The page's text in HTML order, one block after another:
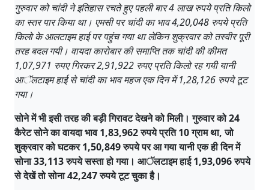
गुरुवार को चांदी ने इतिहास रचते हुए पहली बार 4 लाख रुपये प्रति किलो
का स्तर पार किया था। एमसी पर चांदी का भाव 4,20,048 रुपये प्रति
किलो के आलटाइम हाई पर पहुंच गया था लेकिन शुक्रवार को तस्वीर पूरी
तरह बदल गयी। वायदा कारोबार की समाप्ति तक चांदी की कीमत
1,07,971 रुपए गिरकर 2,91,922 रुपए प्रति किलो रह गयी यानी
आॅलटाइम हाई से चांदी का भाव महज एक दिन में 1,28,126 रुपये टूट
गया।
सोने में भी इसी तरह की बड़ी गिरावट देखने को मिली। गुरुवार को 24
कैरेट सोने का वायदा भाव 1,83,962 रुपये प्रति 10 ग्राम था, जो
शुक्रवार को घटकर 1,50,849 रुपये पर आ गया यानी एक ही दिन में
सोना 33,113 रुपये सस्ता हो गया। आॅलटाइम हाई 1,93,096 रुपये
से देखें तो सोना 42,247 रुपये टूट चुका है।